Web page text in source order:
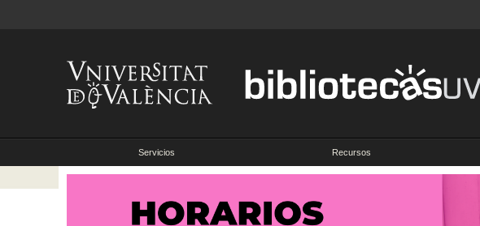
Servicios Recursos